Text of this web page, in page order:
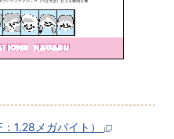
1.28メガバイト）